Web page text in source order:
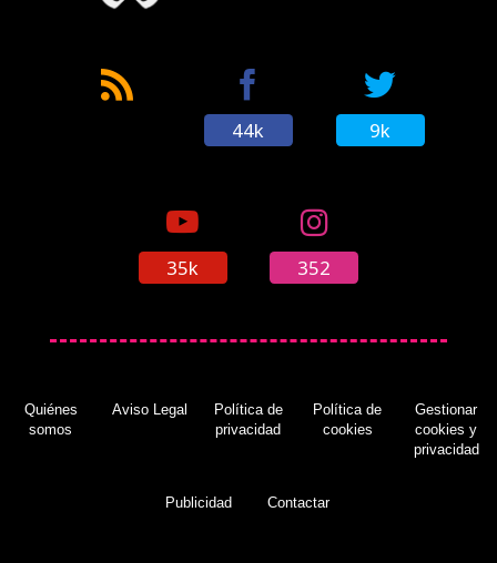
44k 9k
35k 352
Quiénes
somos
Aviso Legal
Política de
privacidad
Política de
cookies
Gestionar
cookies y
privacidad
Publicidad Contactar